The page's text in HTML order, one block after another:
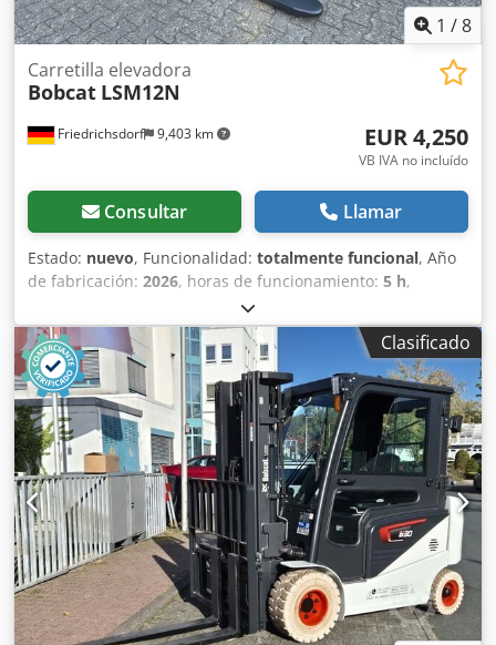
1 /8
Friedrichsdorf 9,403 km
Carretilla elevadora
Bobcat LSM12N
EUR 4,250
VB IVA no incluído
Consultar Llamar
Estado: nuevo, Funcionalidad: totalmente funcional, Año
de fabricación: 2026, horas de funcionamiento: 5 h,
1,200 kg, altura de elevación:
mm, tipo de combustible:eléctrico, tipo de mástil:dúplex,
altura de construcción: 2,150 mm
, longitud de la horquilla:
1,150 mm
, peso en vacío: 585 kg, longitud total:1,710 mm
tipo de accionamiento: Elektro
, ancho de construcción:
800 mm , Apilador Centro de carga: 600 mm Ancho de
horquillas: 180 mm Grosor de horquillas: 60 mm Cedpfxsy
Uz Sqe Afisha Tipo de mástil: Dúplex Estado: Nuevo Estado
técnico: Nuevo Tipo de neumático delantero: Poliuretano
Estado del neumático delantero: 80 - 100% Tipo de
neumático trasero: Poliuretano Estado del neumático
trasero: 80 - 100% Batería Voltios: 24V Batería Ah: 60Ah
Tipo de batería: Ion de litio Año de fabricación de la
batería: 2026 Estado de la batería: 80 - 100% Certificado
CE, Batería de ion de litio libre de mantenimiento 24 V
Clasificado